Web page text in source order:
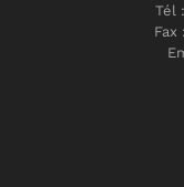
Tél
Fax